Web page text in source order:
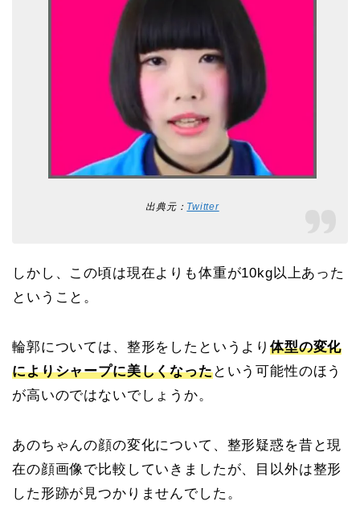
出典元： Twitter
しかし、この頃は現在よりも体重が10kg以上あった
ということ。
輪郭については、整形をしたというより体型の変化
によりシャープに美しくなったという可能性のほう
が高いのではないでしょうか。
あのちゃんの顔の変化について、整形疑惑を昔と現
在の顔画像で比較していきましたが、目以外は整形
した形跡が見つかりませんでした。